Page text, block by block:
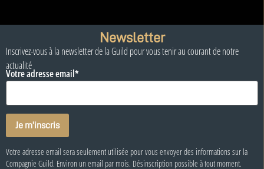
Newsletter
Inscrivez-vous à la newsletter de la Guild pour vous tenir au courant de notre
actualité
Votre adresse email*
Votre adresse email sera seulement utilisée pour vous envoyer des informations sur la
Compagnie Guild. Environ un email par mois. Désinscription possible à tout moment.